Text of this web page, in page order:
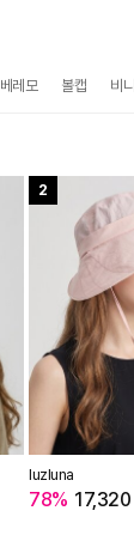
베레모 볼캡 비니
2
luzluna
78% 17,320